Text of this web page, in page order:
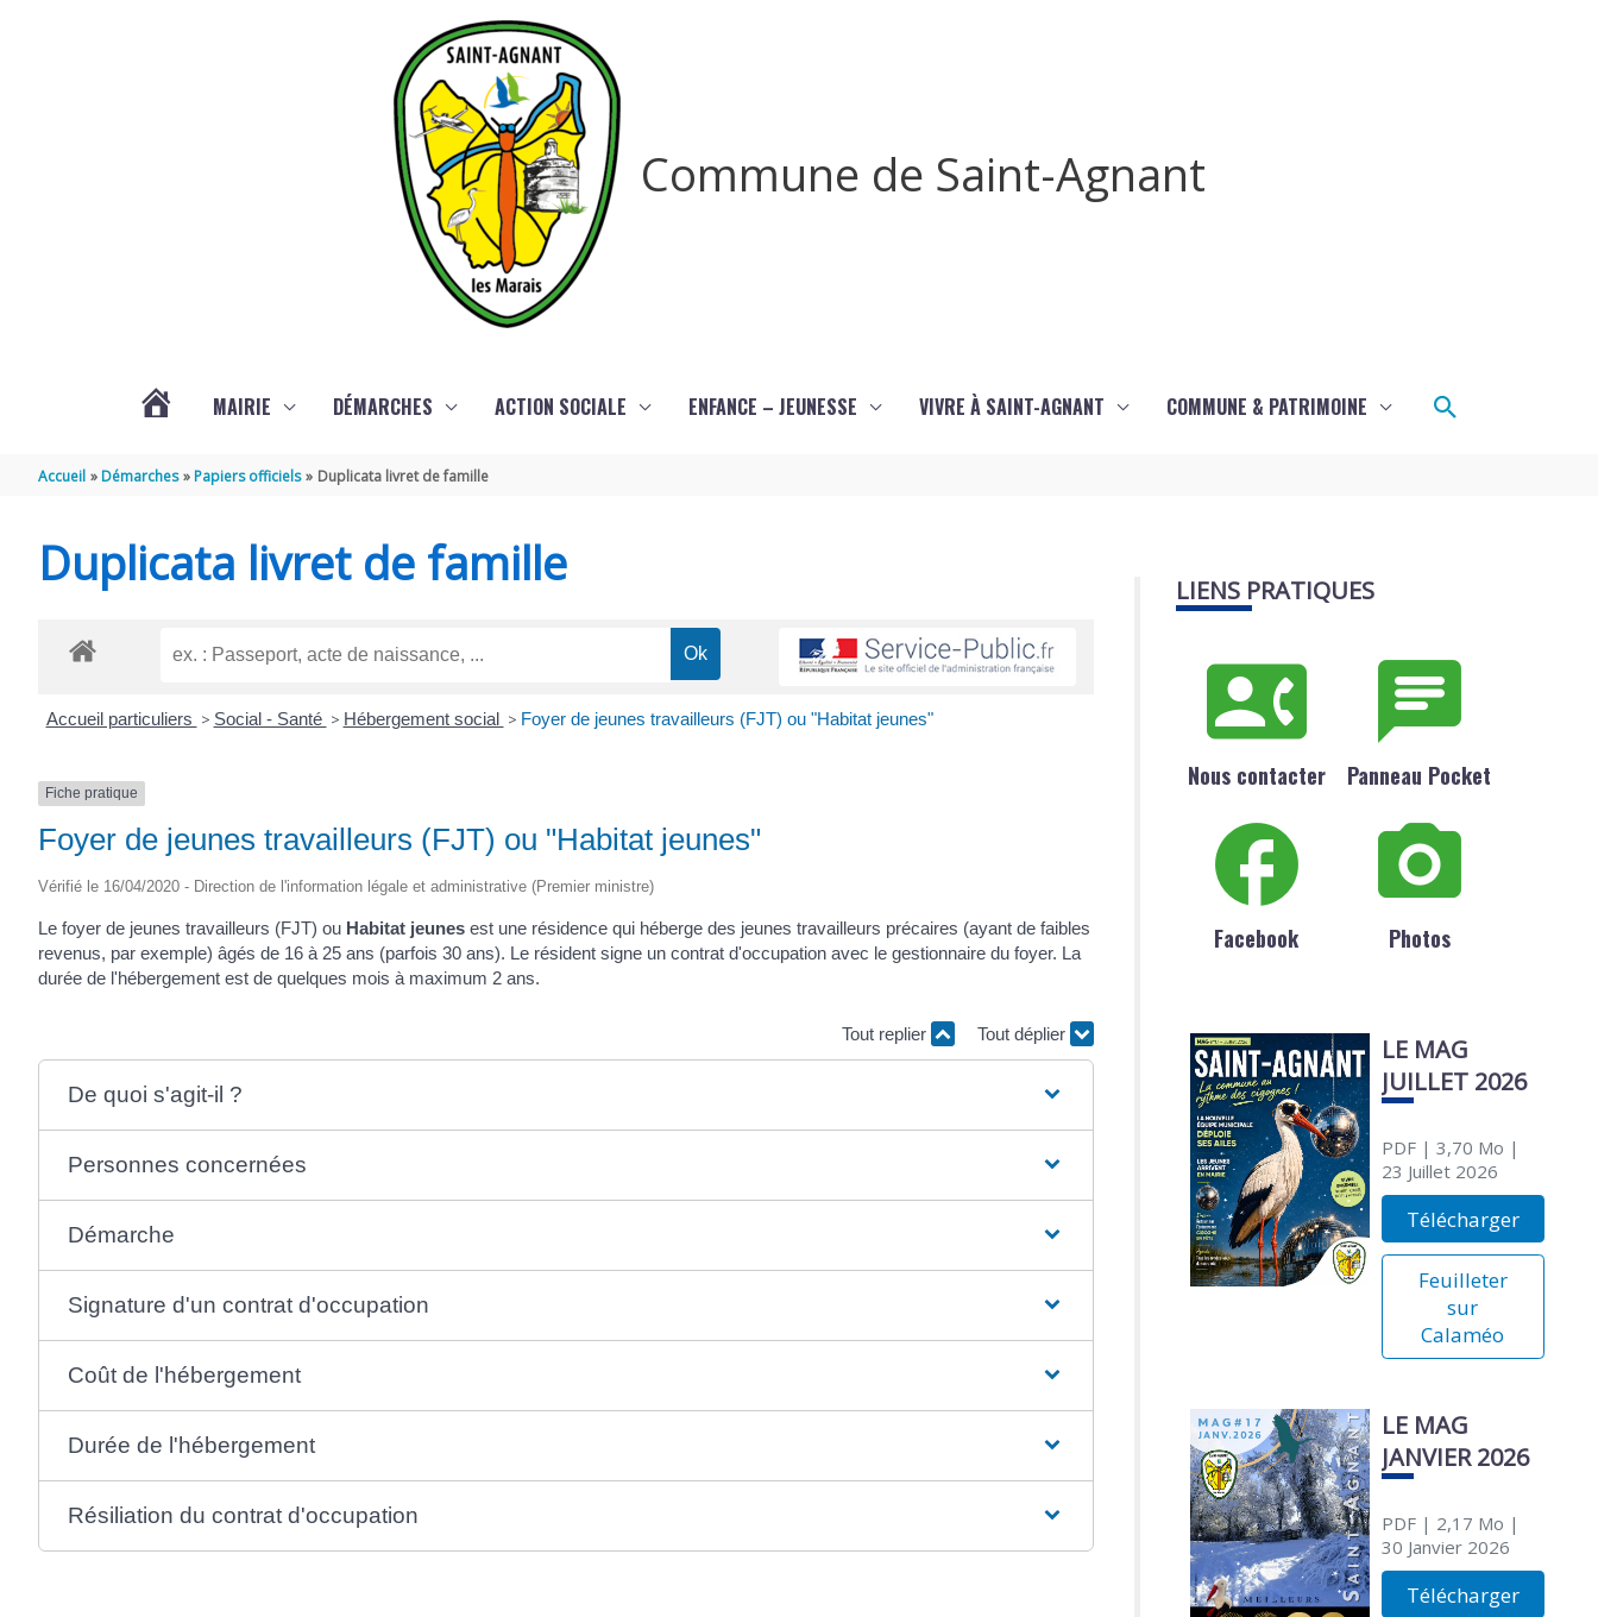
Commune de Saint-Agnant
MAIRIE DÉMARCHES ACTION SOCIALE ENFANCE – JEUNESSE VIVRE À SAINT-AGNANT COMMUNE & PATRIMOINE Rechercher
Accueil Démarches Papiers officiels Duplicata livret de famille
Duplicata livret de famille
Accueil particuliers > Social - Santé > Hébergement social > Foyer de jeunes travailleurs (FJT) ou "Habitat jeunes"
Fiche pratique
Foyer de jeunes travailleurs (FJT) ou "Habitat jeunes"
Vérifié le 16/04/2020 - Direction de l'information légale et administrative (Premier ministre)
Le foyer de jeunes travailleurs (FJT) ou Habitat jeunes est une résidence qui héberge des jeunes travailleurs précaires (ayant de faibles
revenus, par exemple) âgés de 16 à 25 ans (parfois 30 ans). Le résident signe un contrat d'occupation avec le gestionnaire du foyer. La
durée de l'hébergement est de quelques mois à maximum 2 ans.
Tout replier Tout déplier
De quoi s'agit-il ?
Personnes concernées
Démarche
Signature d'un contrat d'occupation
Coût de l'hébergement
Durée de l'hébergement
Résiliation du contrat d'occupation
LIENS PRATIQUES
Nous contacter Panneau Pocket
Facebook Photos
LE MAG
JUILLET 2026
PDF| 3,70 Mo |
23 Juillet 2026
Télécharger
Feuilleter
sur
Calaméo
LE MAG
JANVIER 2026
PDF| 2,17 Mo |
30 Janvier 2026
Télécharger